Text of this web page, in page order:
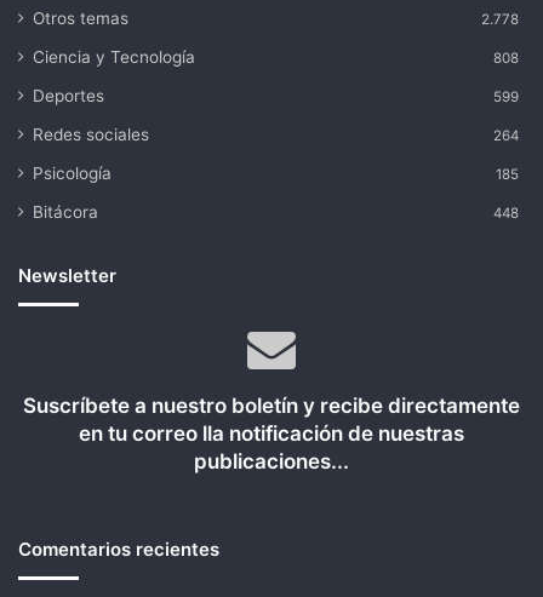
Otros temas 2.778
Ciencia y Tecnología 808
Deportes 599
Redes sociales 264
Psicología 185
Bitácora 448
Newsletter
Suscríbete a nuestro boletín y recibe directamente
en tu correo lla notificación de nuestras
publicaciones...
Comentarios recientes